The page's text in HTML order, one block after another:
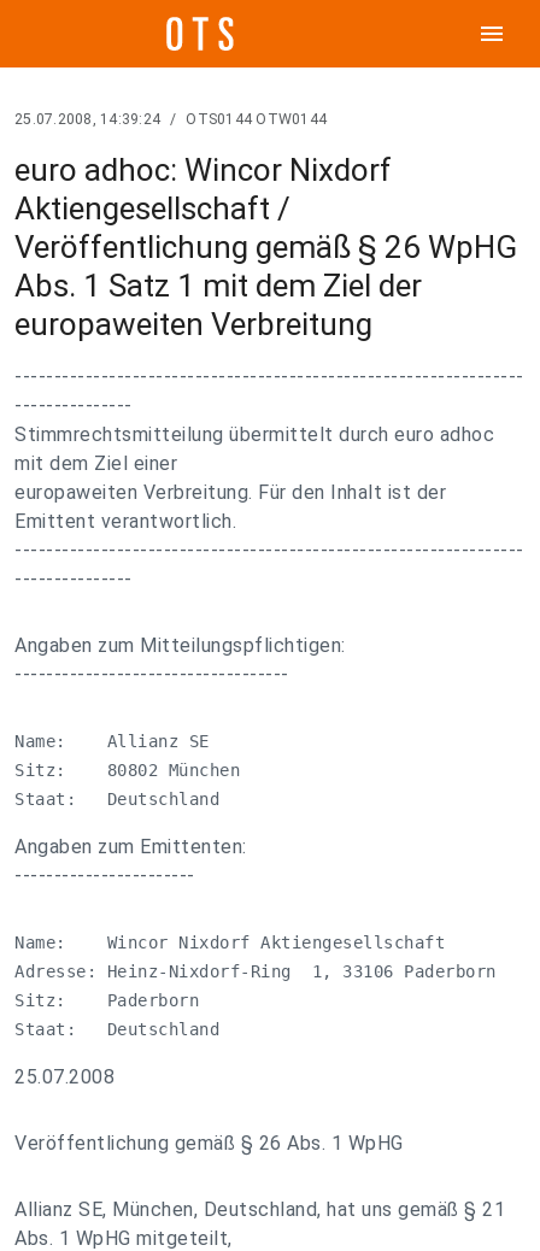
menu
25.07.2008, 14:39:24 / OTS0144 OTW0144
euro adhoc: Wincor Nixdorf
Aktiengesellschaft /
Veröffentlichung gemäß § 26 WpHG
Abs. 1 Satz 1 mit dem Ziel der
europaweiten Verbreitung
-----------------------------------------------------------------
---------------
Stimmrechtsmitteilung übermittelt durch euro adhoc
mit dem Ziel einer
europaweiten Verbreitung. Für den Inhalt ist der
Emittent verantwortlich.
-----------------------------------------------------------------
---------------
Angaben zum Mitteilungspflichtigen:
-----------------------------------
Name:    Allianz SE
Sitz:    80802 München
Staat:   Deutschland
Angaben zum Emittenten:
-----------------------
Name:    Wincor Nixdorf Aktiengesellschaft
Adresse: Heinz-Nixdorf-Ring  1, 33106 Paderborn
Sitz:    Paderborn
Staat:   Deutschland
25.07.2008
Veröffentlichung gemäß § 26 Abs. 1 WpHG
Allianz SE, München, Deutschland, hat uns gemäß § 21
Abs. 1 WpHG mitgeteilt,